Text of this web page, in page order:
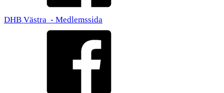
DHB Västra - Medlemssida